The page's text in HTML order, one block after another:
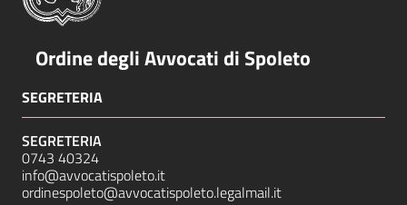
Ordine degli Avvocati di Spoleto
SEGRETERIA
SEGRETERIA
0743 40324
info@avvocatispoleto.it
ordinespoleto@avvocatispoleto.legalmail.it